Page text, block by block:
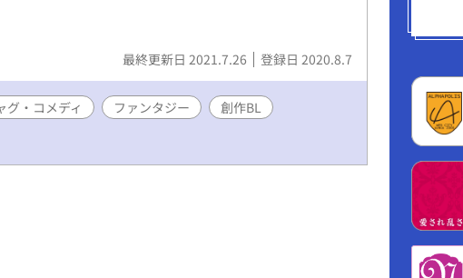
最終更新日 2021.7.26 登録日 2020.8.7
グ・コメディ ファンタジー
創作BL